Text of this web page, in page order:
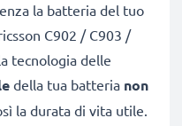
la batteria del tuo
C902 / C903 /
tecnologia delle
della tua batteria non
la durata di vita utile.